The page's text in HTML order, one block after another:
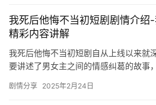
我死后他悔不当初短剧剧情介绍
精彩内容讲解
我死后他悔不当初短剧自从上线以来就
要讲述了男女主之间的情感纠葛的故事
剧情分享 2025年2月24日